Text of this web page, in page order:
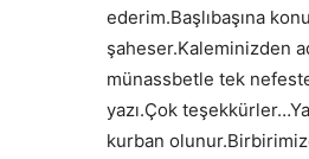
ederim.Başlıbaşına
şaheser.Kaleminizden
münassbetle tek
yazı.Çok
kurban